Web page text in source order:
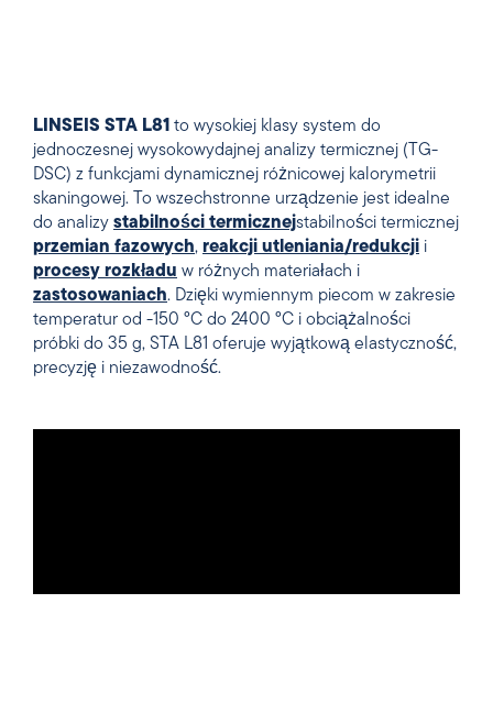
LINSEIS STA L81 to wysokiej klasy system do
jednoczesnej wysokowydajnej analizy termicznej (TG-
DSC) z funkcjami dynamicznej różnicowej kalorymetrii
skaningowej. To wszechstronne urządzenie jest idealne
do analizy stabilności termicznejstabilności termicznej
przemian fazowych, reakcji utleniania/redukcji i
procesy rozkładu w różnych materiałach i
zastosowaniach. Dzięki wymiennym piecom w zakresie
temperatur od -150 °C do 2400 °C i obciążalności
próbki do 35 g, STA L81 oferuje wyjątkową elastyczność,
precyzję i niezawodność.